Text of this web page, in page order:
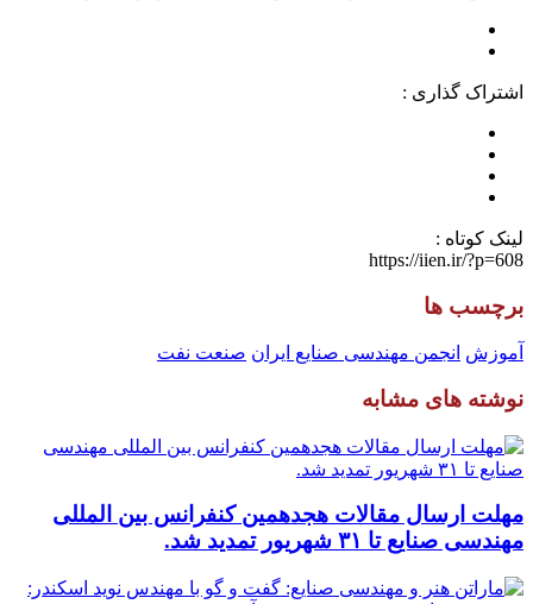
اشتراک گذاری :
لینک کوتاه :
https://iien.ir/?p=608
برچسب ها
آموزش انجمن مهندسی صنایع ایران صنعت نفت
نوشته های مشابه
مهلت ارسال مقالات هجدهمین کنفرانس بین المللی
مهندسی صنایع تا ۳۱ شهریور تمدید شد.